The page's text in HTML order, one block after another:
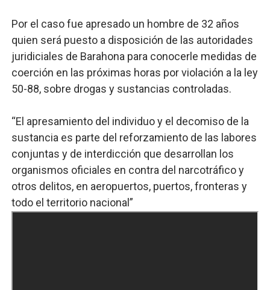
Por el caso fue apresado un hombre de 32 años
quien será puesto a disposición de las autoridades
juridiciales de Barahona para conocerle medidas de
coerción en las próximas horas por violación a la ley
50-88, sobre drogas y sustancias controladas.
“El apresamiento del individuo y el decomiso de la
sustancia es parte del reforzamiento de las labores
conjuntas y de interdicción que desarrollan los
organismos oficiales en contra del narcotráfico y
otros delitos, en aeropuertos, puertos, fronteras y
todo el territorio nacional”